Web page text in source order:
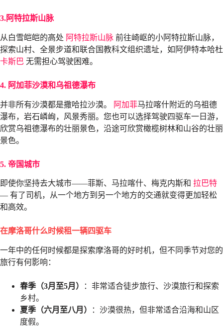
3.阿特拉斯山脉
从白雪皑皑的高处 阿特拉斯山脉 前往崎岖的小阿特拉斯山脉，
探索山村、全景步道和联合国教科文组织遗址，如阿伊特本哈杜
卡斯巴 无需担心驾驶困难。
4. 阿加菲沙漠和乌祖德瀑布
并非所有沙漠都是撒哈拉沙漠。 阿加菲马拉喀什附近的乌祖德
瀑布，岩石嶙峋，风景秀丽。您也可以选择驾驶四驱车一日游，
欣赏乌祖德瀑布的壮丽景色，沿途可欣赏橄榄树林和山谷的壮丽
景色。
5. 帝国城市
即使你坚持去大城市——菲斯、马拉喀什、梅克内斯和 拉巴特
— 有了司机，从一个地方到另一个地方的交通就变得更加轻松
和高效。
在摩洛哥什么时候租一辆四驱车
一年中的任何时候都是探索摩洛哥的好时机，但不同季节对您的
旅行有何影响：
春季（3月至5月）
：非常适合徒步旅行、沙漠旅行和探索
乡村。
夏季（六月至八月）
：沙漠很热，但非常适合沿海和山区
度假。